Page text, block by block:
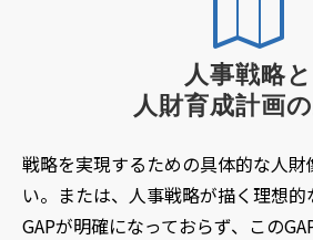
人事戦略と
人財育成計画
戦略を実現するための具体的な人
い。または、人事戦略が描く理想
GAPが明確になっておらず、この